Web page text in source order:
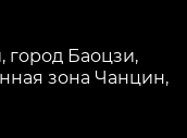
город Баоцзи,
зона Чанцин,